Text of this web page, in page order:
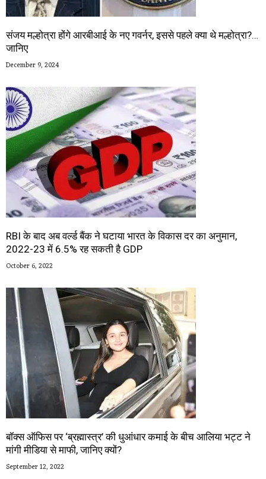
संजय मल्होत्रा होंगे आरबीआई के नए गवर्नर, इससे पहले क्या थे मल्होत्रा?…
जानिए
December 9, 2024
RBI के बाद अब वर्ल्ड बैंक ने घटाया भारत के विकास दर का अनुमान,
2022-23 में 6.5% रह सकती है GDP
October 6, 2022
बॉक्स ऑफिस पर ‘ब्रह्मास्त्र’ की धुआंधार कमाई के बीच आलिया भट्ट ने
मांगी मीडिया से माफी, जानिए क्यों?
September 12, 2022